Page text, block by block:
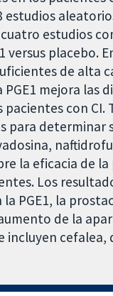
estudios
versus placebo.
de alta
mejora las
con CI.
para determinar
la eficacia de
Los
PGE1, la
de la
incluyen cefalea,